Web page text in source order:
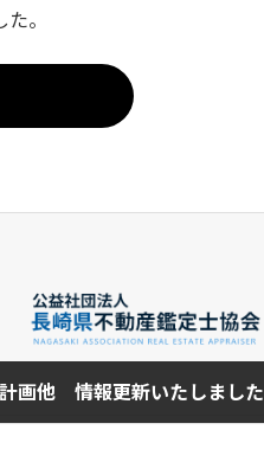
。
画他 情報更新いたしました